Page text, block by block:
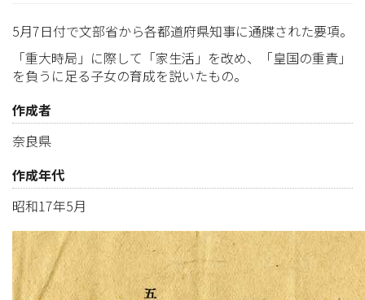
5月7日付で文部省から各都道府県知事に通牒された要項。
「重大時局」に際して「家生活」を改め、「皇国の重責」
を負うに足る子女の育成を説いたもの。
作成者
奈良県
作成年代
昭和17年5月